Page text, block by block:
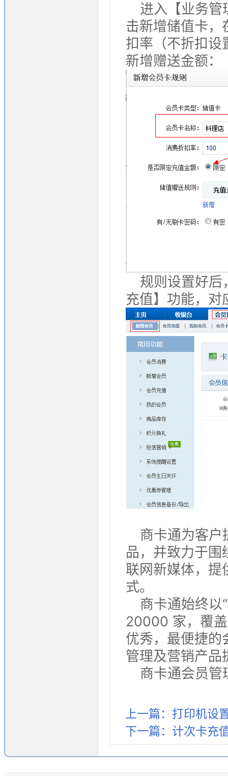
进入【业务
击新增储值卡，
扣率（不折扣
新增赠送金额：
规则设置好
充值】功能，对
商卡通为客户
品，并致力于
联网新媒体，提
式。
商卡通始终以
20000 家，覆
优秀，最便捷的
管理及营销产品
商卡通会员
上一篇：打印机设
下一篇：计次卡充